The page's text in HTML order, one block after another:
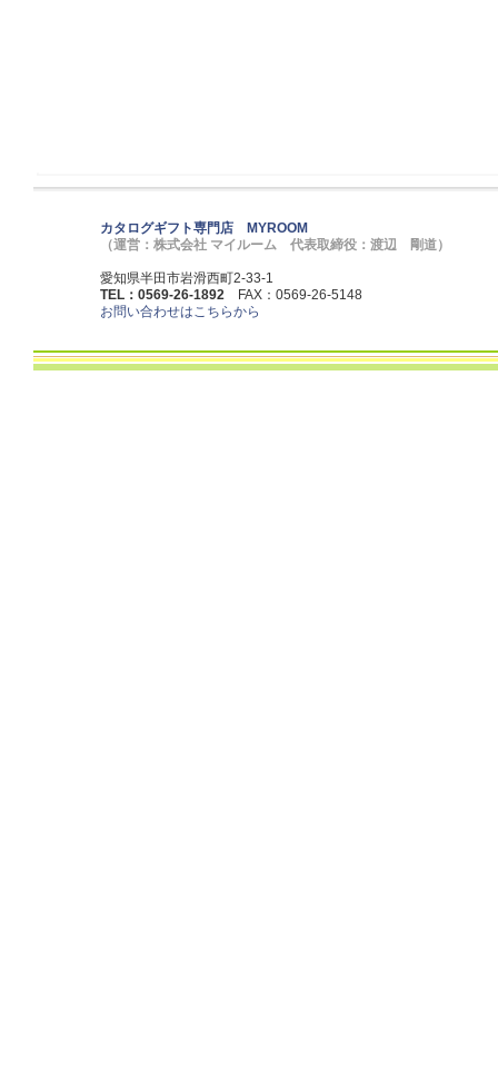
カタログギフト専門店 MYROOM
（運営：株式会社 マイルーム 代表取締役：渡辺 剛道）
愛知県半田市岩滑西町2-33-1
TEL：0569-26-1892 FAX：0569-26-5148
お問い合わせはこちらから